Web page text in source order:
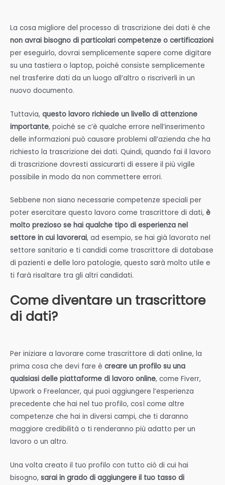
La cosa migliore del processo di trascrizione dei dati è che
non avrai bisogno di particolari competenze o certificazioni
per eseguirlo, dovrai semplicemente sapere come digitare
su una tastiera o laptop, poiché consiste semplicemente
nel trasferire dati da un luogo all’altro o riscriverli in un
nuovo documento.
Tuttavia, questo lavoro richiede un livello di attenzione
importante, poiché se c’è qualche errore nell’inserimento
delle informazioni può causare problemi all’azienda che ha
richiesto la trascrizione dei dati. Quindi, quando fai il lavoro
di trascrizione dovresti assicurarti di essere il più vigile
possibile in modo da non commettere errori.
Sebbene non siano necessarie competenze speciali per
poter esercitare questo lavoro come trascrittore di dati, è
molto prezioso se hai qualche tipo di esperienza nel
settore in cui lavorerai, ad esempio, se hai già lavorato nel
settore sanitario e ti candidi come trascrittore di database
di pazienti e delle loro patologie, questo sarà molto utile e
ti farà risaltare tra gli altri candidati.
Come diventare un trascrittore
di dati?
Per iniziare a lavorare come trascrittore di dati online, la
prima cosa che devi fare è creare un profilo su una
qualsiasi delle piattaforme di lavoro online, come Fiverr,
Upwork o Freelancer, qui puoi aggiungere l’esperienza
precedente che hai nel tuo profilo, così come altre
competenze che hai in diversi campi, che ti daranno
maggiore credibilità o ti renderanno più adatto per un
lavoro o un altro.
Una volta creato il tuo profilo con tutto ciò di cui hai
bisogno, sarai in grado di aggiungere il tuo tasso di